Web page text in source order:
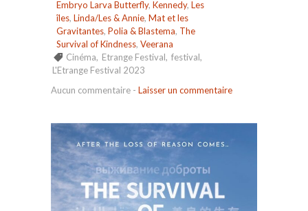
Embryo Larva Butterfly, Kennedy, Les
îles, Linda/Les & Annie, Mat et les
Gravitantes, Polia & Blastema, The
Survival of Kindness, Veerana
Cinéma, Etrange Festival, festival,
L'Etrange Festival 2023
Aucun commentaire - Laisser un commentaire